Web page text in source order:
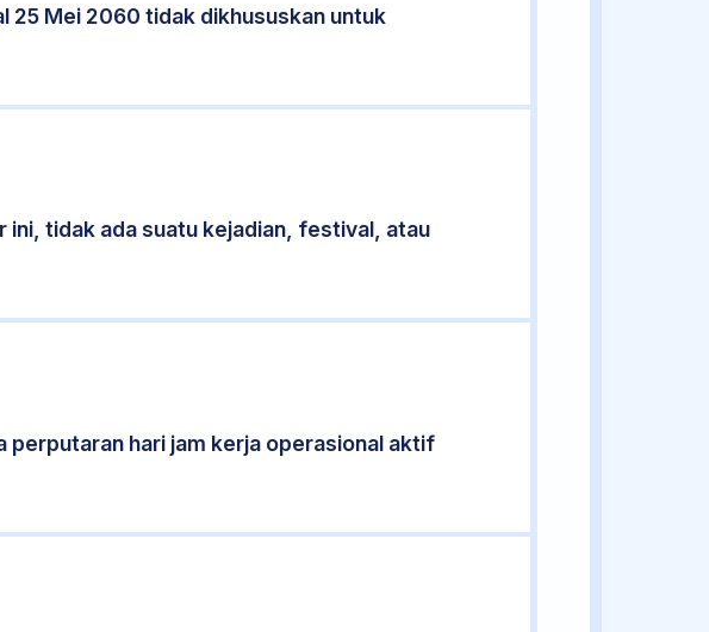
25 Mei 2060 tidak dikhususkan untuk
tidak ada suatu kejadian, festival, atau
perputaran hari jam kerja operasional aktif